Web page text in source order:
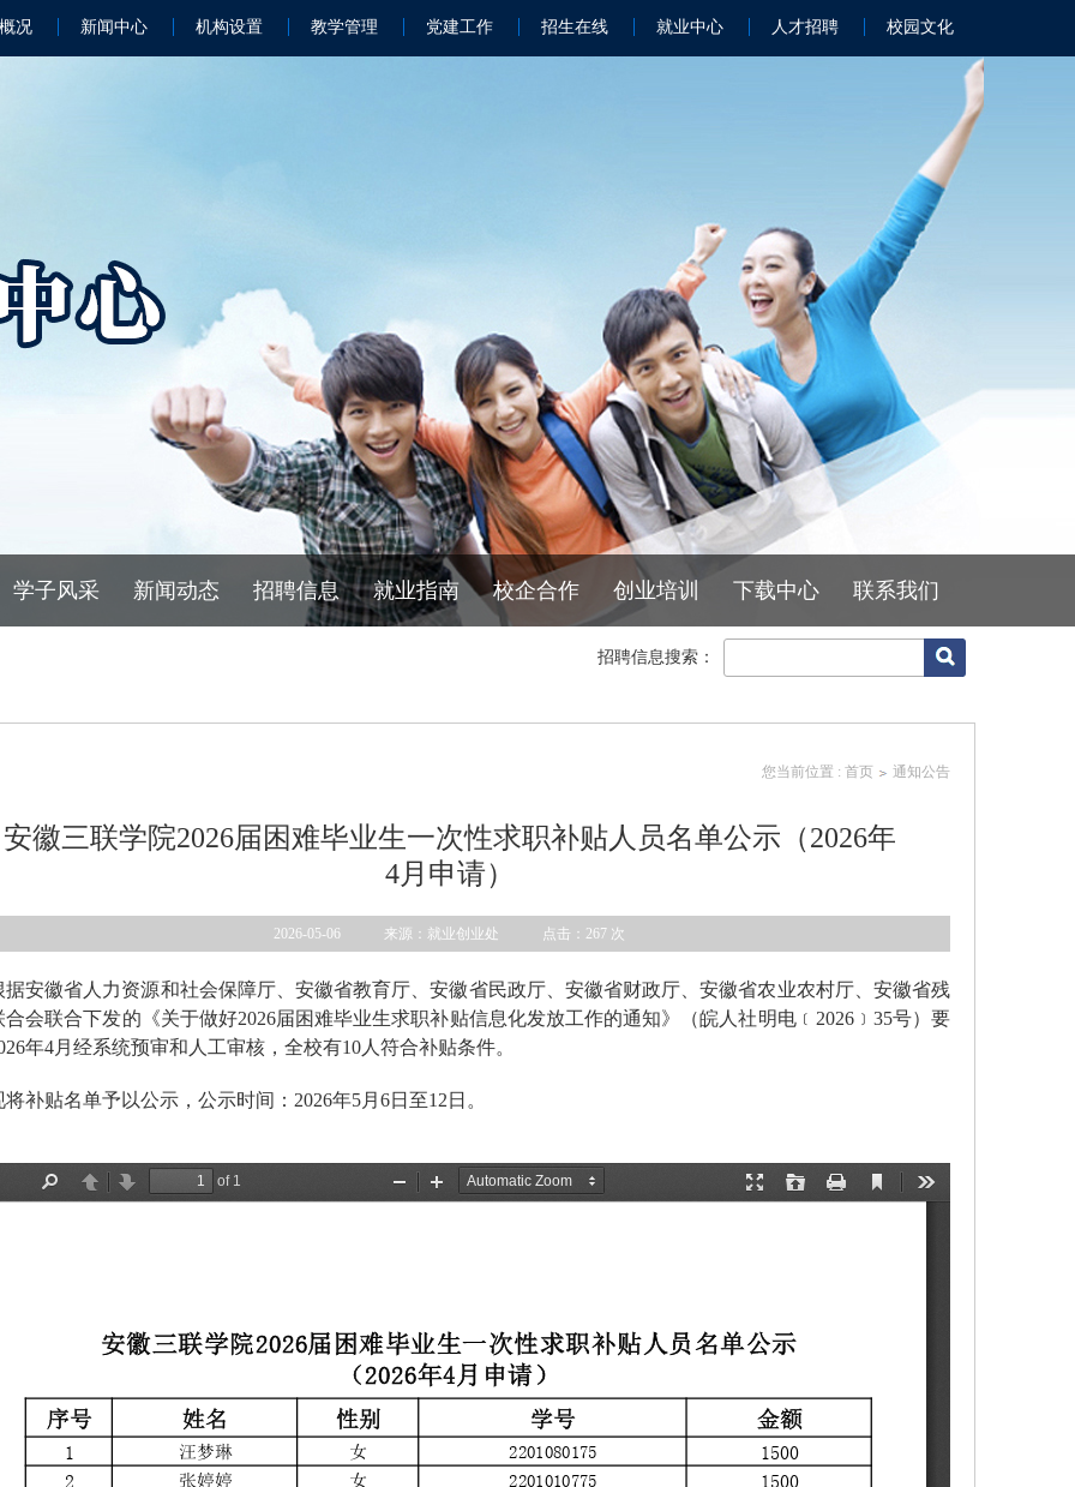
况 新闻中心 机构设置 教学管理 党建工作 招生在线 就业中心 人才招聘 校园文化
学子风采 新闻动态 招聘信息 就业指南 校企合作 创业培训 下载中心 联系我们
招聘信息搜索：
您当前位置 : 首页 通知公告
安徽三联学院2026届困难毕业生一次性求职补贴人员名单公示（2026年
4月申请）
2026-05-06 来源：就业创业处 点击： 267 次
据安徽省人力资源和社会保障厅、安徽省教育厅、安徽省民政厅、安徽省财政厅、安徽省农业农村厅、安徽省残
合会联合下发的《关于做好2026届困难毕业生求职补贴信息化发放工作的通知》（皖人社明电﹝2026﹞35号）要
年4月经系统预审和人工审核，全校有10人符合补贴条件。
将补贴名单予以公示，公示时间：2026年5月6日至12日。